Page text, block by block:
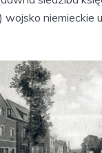
niemieckie